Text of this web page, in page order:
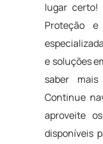
lugar certo!
Proteção
e soluções
saber
Continue
aproveite
disponíveis